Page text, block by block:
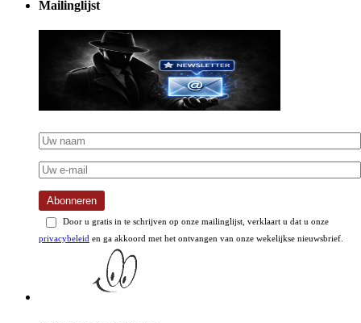
Door u gratis in te schrijven op onze mailinglijst, verklaart u dat u onze
privacybeleid en ga akkoord met het ontvangen van onze wekelijkse nieuwsbrief.